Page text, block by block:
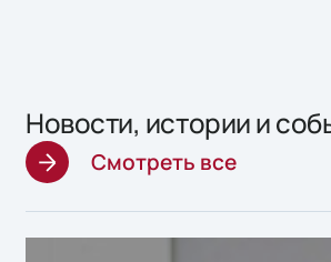
Новости, истории и
Смотреть все